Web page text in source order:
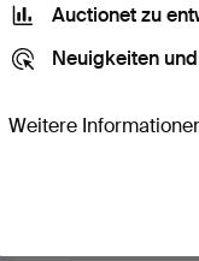
ANDERS
Auctionet zu
Neuigkeiten
Weitere